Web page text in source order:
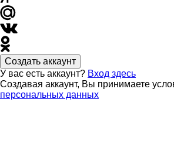
Создать аккаунт
У вас есть аккаунт? Вход здесь
Создавая аккаунт, Вы принимаете
персональных данных